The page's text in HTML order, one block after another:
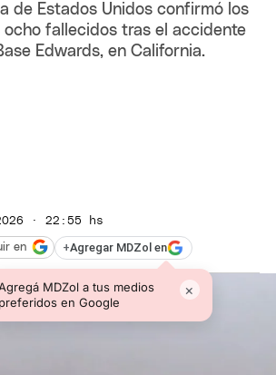
de Estados Unidos confirmó los
ocho fallecidos tras el accidente
Edwards, en California.
· 22:55 hs
+Agregar MDZol en
MDZol a tus medios
preferidos en Google
×
en